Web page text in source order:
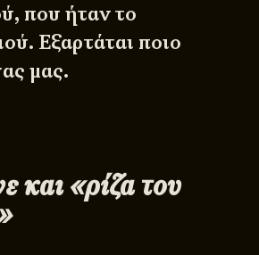
που ήταν το
Εξαρτάται ποιο
μας.
και «ρίζα του